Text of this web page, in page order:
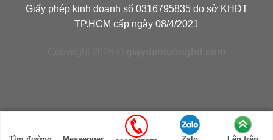
Giấy phép kinh doanh số 0316795835 do sở KHĐT
TP.HCM cấp ngày 08/4/2021